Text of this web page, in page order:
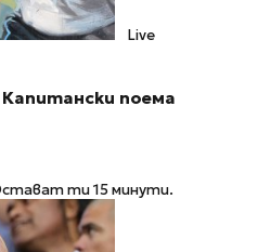
Live
поема
ти 15 минути.